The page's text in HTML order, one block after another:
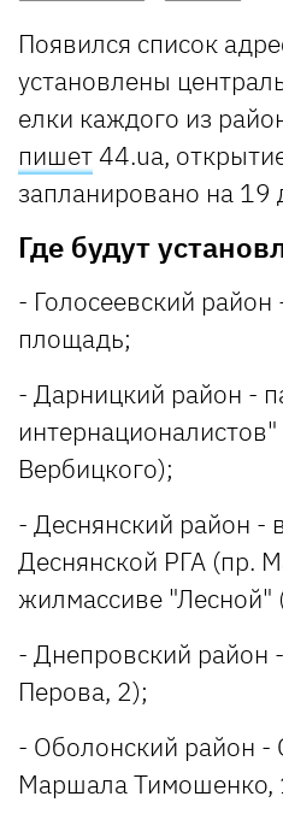
Появился список
установлены
елки каждого из
пишет44.ua,
запланировано на 19
Где будут
- Голосеевский
площадь;
- Дарницкий район -
Вербицкого);
- Деснянский район -
Деснянской РГА (пр.
жилмассиве
- Днепровский район
Перова, 2);
- Оболонский район -
Маршала Тимошенко,